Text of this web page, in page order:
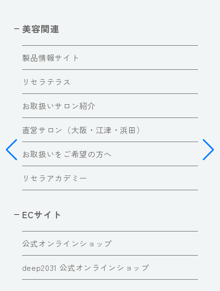
美容関連
製品情報サイト
リセラテラス
お取扱いサロン紹介
直営サロン（大阪・江津・浜田）
お取扱いをご希望の方へ
リセラアカデミー
ECサイト
公式オンラインショップ
deep2031 公式オンラインショップ